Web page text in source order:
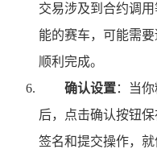
交易涉及到合约调
能的赛车，可能需
顺利完成。
确认设置：当
后，点击确认按钮
签名和提交操作，